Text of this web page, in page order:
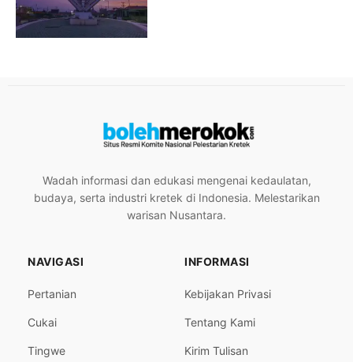
Wadah informasi dan edukasi mengenai kedaulatan,
budaya, serta industri kretek di Indonesia. Melestarikan
warisan Nusantara.
NAVIGASI
Pertanian
Cukai
Tingwe
INFORMASI
Kebijakan Privasi
Tentang Kami
Kirim Tulisan